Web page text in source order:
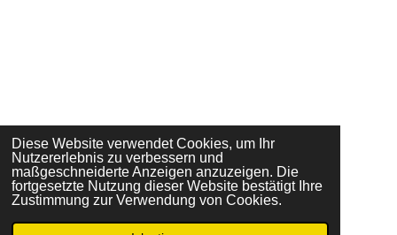
Diese Website verwendet Cookies, um Ihr
Nutzererlebnis zu verbessern und
maßgeschneiderte Anzeigen anzuzeigen. Die
fortgesetzte Nutzung dieser Website bestätigt Ihre
Zustimmung zur Verwendung von Cookies.